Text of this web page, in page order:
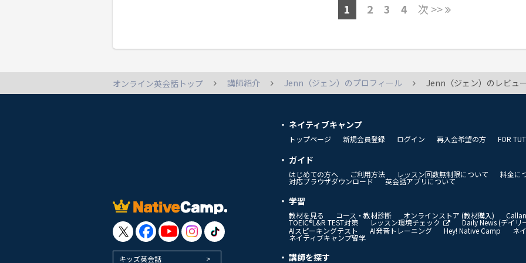
1 2 3 4 次 >>
オンライン英会話トップ 講師紹介 Jenn（ジェン）のプロフィール Jenn（ジェン）のレビュ
キッズ英会話
ネイティブキャンプ
トップページ 新規会員登録 ログイン 再入会希望の方 FOR
ガイド
はじめての方へ ご利用方法 レッスン回数無制限について 料金に
対応ブラウザダウンロード 英会話アプリについて
学習
教材を見る コース・教材診断 オンラインストア (教材購入)
TOEIC®L&R TEST対策 レッスン環境チェック
Daily News (デイリ
AIスピーキングテスト
AI発音トレーニング Hey! Native Camp ネ
ネイティブキャンプ留学
講師を探す